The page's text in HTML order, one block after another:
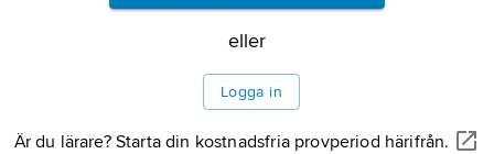
eller
Logga in
Är du lärare? Starta din kostnadsfria provperiod härifrån.